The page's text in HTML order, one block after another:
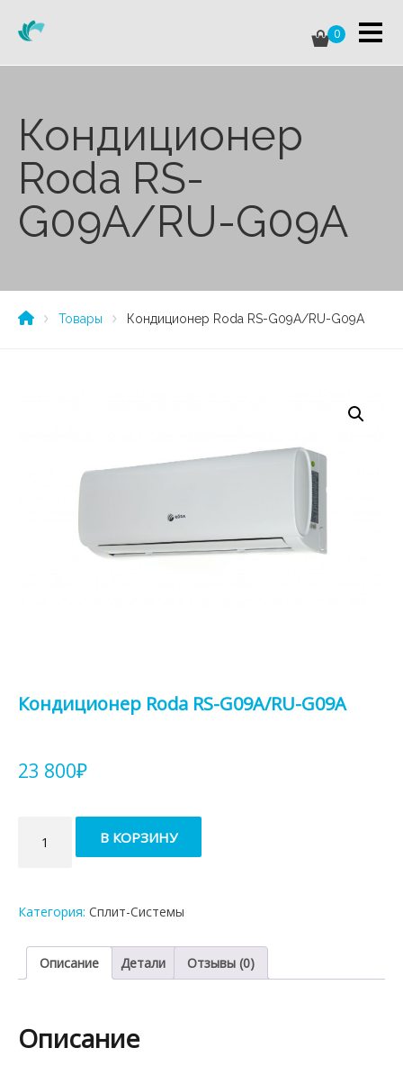
0
Кондиционер
Roda RS-
G09A/RU-G09A
Товары Кондиционер Roda RS-G09A/RU-G09A
Кондиционер Roda RS-G09A/RU-G09A
23 800₽
товара
Кондиционер
G09A/RU-
В КОРЗИНУ
Категория: Сплит-Системы
Описание Детали Отзывы (0)
Описание